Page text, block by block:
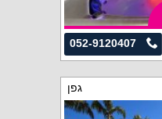
052-9120407
גפן